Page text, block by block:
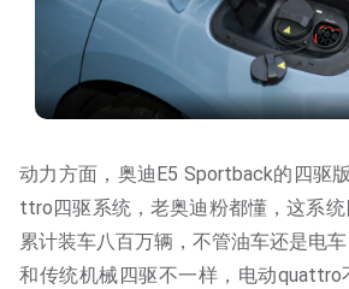
动力方面，奥迪E5 Sportback的四驱
ttro四驱系统，老奥迪粉都懂，这系统
累计装车八百万辆，不管油车还是电车
和传统机械四驱不一样，电动quattro